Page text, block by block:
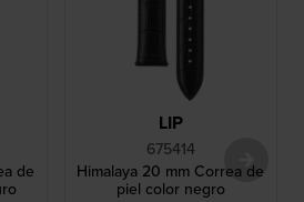
de
LIP
675414
Himalaya 20 mm Correa de
piel color negro